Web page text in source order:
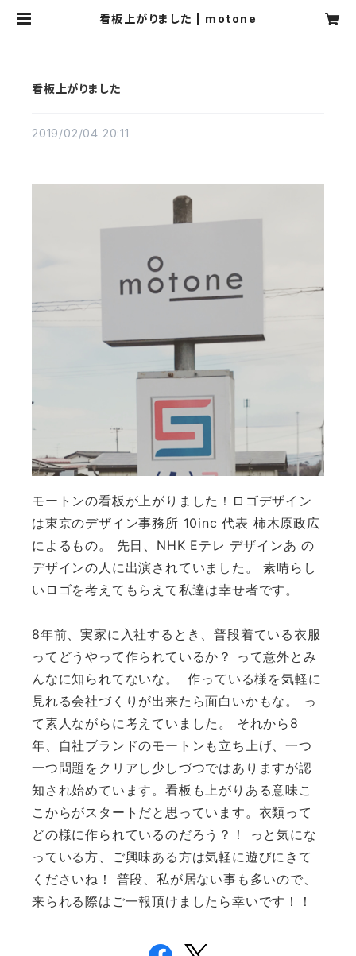
看板上がりました | motone
看板上がりました
2019/02/04 20:11
モートンの看板が上がりました！ ロゴデザイン
は東京のデザイン事務所 10inc 代表 柿木原政広
によるもの。 先日、NHK Eテレ デザインあ の
デザインの人に出演されていました。 素晴らし
いロゴを考えてもらえて私達は幸せ者です。
8年前、実家に入社するとき、普段着ている衣服
ってどうやって作られているか？ って意外とみ
んなに知られてないな。作っている様を気軽に
見れる会社づくりが出来たら面白いかもな。 っ
て素人ながらに考えていました。 それから8
年、自社ブランドのモートンも立ち上げ、一つ
一つ問題をクリアし少しづつではありますが認
知され始めてい ます。看板も上がりある意味こ
こからがスタートだと思っています。 衣類って
どの様に作られているのだろう？！ っと気にな
っている方、ご興味ある方は気軽に遊びにきて
くださいね！ 普段、私が居ない事も多いので、
来られる際はご一報頂けましたら幸いです！！